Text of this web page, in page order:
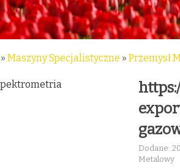
» Maszyny Specjalistyczne » Przemysł
Dodane:
Metalowy